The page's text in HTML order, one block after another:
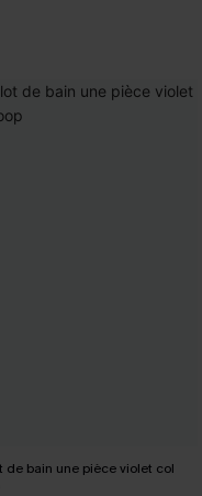
de bain une pièce violet col